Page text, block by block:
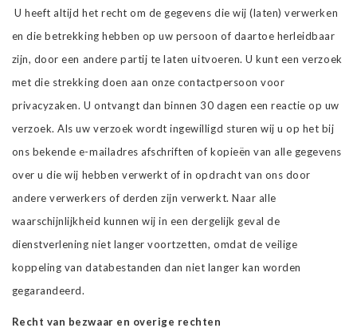
U heeft altijd het recht om de gegevens die wij (laten) verwerken
en die betrekking hebben op uw persoon of daartoe herleidbaar
zijn, door een andere partij te laten uitvoeren. U kunt een verzoek
met die strekking doen aan onze contactpersoon voor
privacyzaken. U ontvangt dan binnen 30 dagen een reactie op uw
verzoek. Als uw verzoek wordt ingewilligd sturen wij u op het bij
ons bekende e-mailadres afschriften of kopieën van alle gegevens
over u die wij hebben verwerkt of in opdracht van ons door
andere verwerkers of derden zijn verwerkt. Naar alle
waarschijnlijkheid kunnen wij in een dergelijk geval de
dienstverlening niet langer voortzetten, omdat de veilige
koppeling van databestanden dan niet langer kan worden
gegarandeerd.
Recht van bezwaar en overige rechten